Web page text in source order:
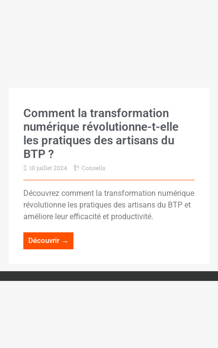
Comment la transformation
numérique révolutionne-t-elle
les pratiques des artisans du
BTP ?
10 juillet 2024 Conseils
Découvrez comment la transformation numérique
révolutionne les pratiques des artisans du BTP et
améliore leur efficacité et productivité.
Découvrir →